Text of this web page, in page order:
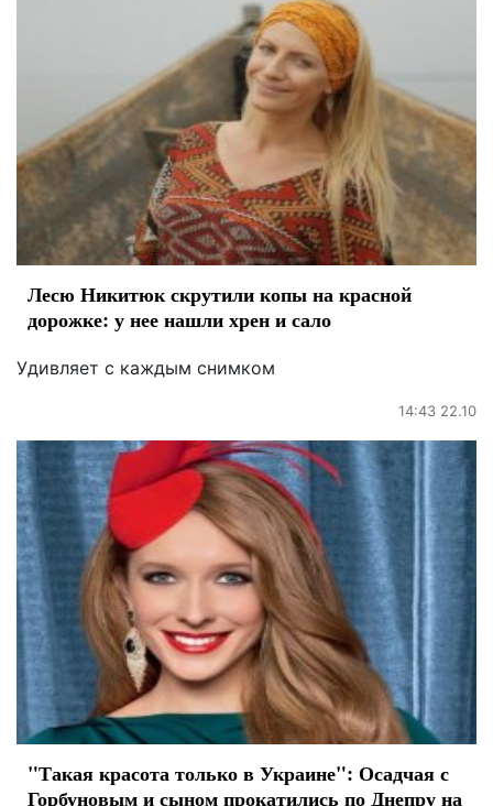
Лесю Никитюк скрутили копы на красной
дорожке: у нее нашли хрен и сало
Удивляет с каждым снимком
14:43 22.10
"Такая красота только в Украине": Осадчая с
Горбуновым и сыном прокатились по Днепру на